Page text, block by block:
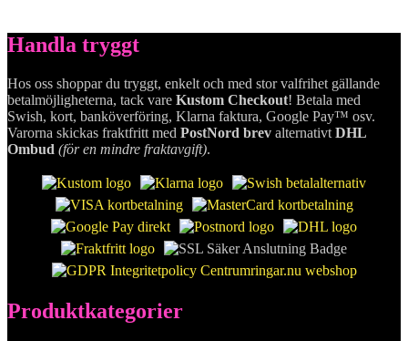
Handla tryggt
Hos oss shoppar du tryggt, enkelt och med stor valfrihet gällande
betalmöjligheterna, tack vare Kustom Checkout! Betala med
Swish, kort, banköverföring, Klarna faktura, Google Pay™ osv.
Varorna skickas fraktfritt med PostNord brev alternativt DHL
Ombud (för en mindre fraktavgift).
Produktkategorier